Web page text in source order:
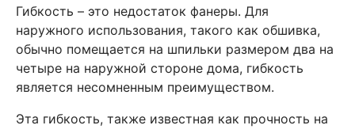
Гибкость – это недостаток фанеры. Для
наружного использования, такого как обшивка,
обычно помещается на шпильки размером два на
четыре на наружной стороне дома, гибкость
является несомненным преимуществом.
Эта гибкость, также известная как прочность на